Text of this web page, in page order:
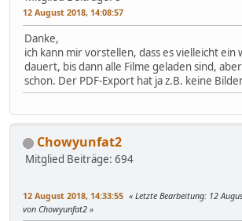
12 August 2018, 14:08:57
Danke,
ich kann mir vorstellen, dass es vielleicht ein
dauert, bis dann alle Filme geladen sind,
schon. Der PDF-Export hat ja z.B. keine
Chowyunfat2
Mitglied Beiträge: 694
12 August 2018, 14:33:55 Letzte Bearbeitung: 12
von Chowyunfat2